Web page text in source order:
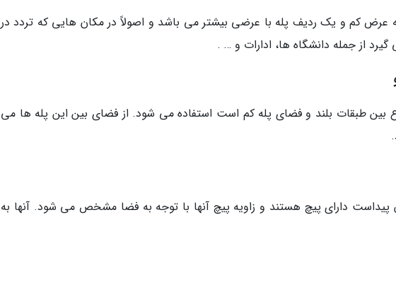
عرض کم و یک ردیف پله با عرضی بیشتر می باشد و اصولاً در مکان هایی که تردد در
از جمله دانشگاه ها، ادارات و … .
بین طبقات بلند و فضای پله کم است استفاده می شود. از فضای بین این پله ها می
پیداست دارای پیچ هستند و زاویه پیچ آنها با توجه به فضا مشخص می شود. آنها به